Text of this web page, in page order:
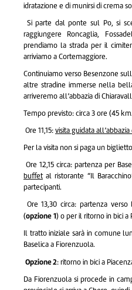
idratazione e di munirsi di crema
Si parte dal ponte sul Po, si
raggiungere Roncaglia,
prendiamo la strada per il
arriviamo a Cortemaggiore.
Continuiamo verso Besenzone
altre stradine immerse nella
arriveremo all’abbazia di
Tempo previsto: circa 3 ore (45
Ore 11,15:visita guidata
Per la visita non si paga un
Ore 12,15 circa: partenza per
buffetal ristorante “Il
partecipanti.
Ore 13,30 circa: partenza
(opzione1) o per il ritorno in bici a
Il tratto iniziale sarà in comune
Baselica a Fiorenzuola.
Opzione 2: ritorno in bici a
Da Fiorenzuola si procede in